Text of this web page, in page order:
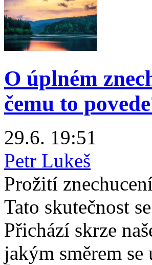
O úplném
čemu to
29.6. 19:51
Petr Lukeš
Prožití
Tato skutečnost
Přichází skrze
jakým směrem